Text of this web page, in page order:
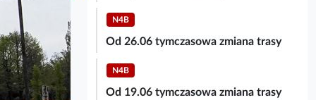
N4B
Od 26.06 tymczasowa zmiana trasy
N4B
Od 19.06 tymczasowa zmiana trasy